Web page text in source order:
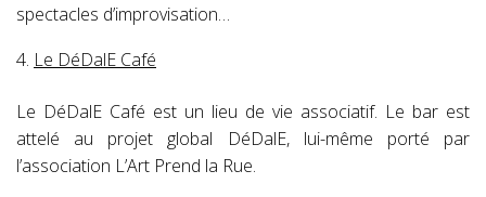
spectacles d’improvisation…
Le DéDalE Café
Le DéDalE Café est un lieu de vie associatif. Le bar est
attelé au projet global DéDalE, lui-même porté par
l’association L’Art Prend la Rue.